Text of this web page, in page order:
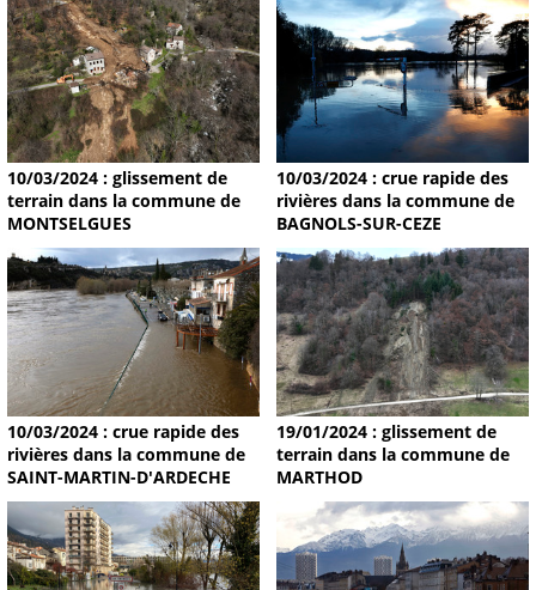
10/03/2024 : glissement de
terrain dans la commune de
MONTSELGUES
10/03/2024 : crue rapide des
rivières dans la commune de
BAGNOLS-SUR-CEZE
10/03/2024 : crue rapide des
rivières dans la commune de
SAINT-MARTIN-D'ARDECHE
19/01/2024 : glissement de
terrain dans la commune de
MARTHOD